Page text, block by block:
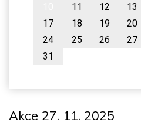
11 12 13
17
18 19 20
24
25 26 27
31
Akce 27. 11. 2025